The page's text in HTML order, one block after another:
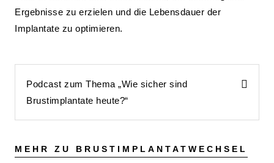
Ergebnisse zu erzielen und die Lebensdauer der
Implantate zu optimieren.
Podcast zum Thema „Wie sicher sind
Brustimplantate heute?“
MEHR ZU BRUSTIMPLANTATWECHSEL